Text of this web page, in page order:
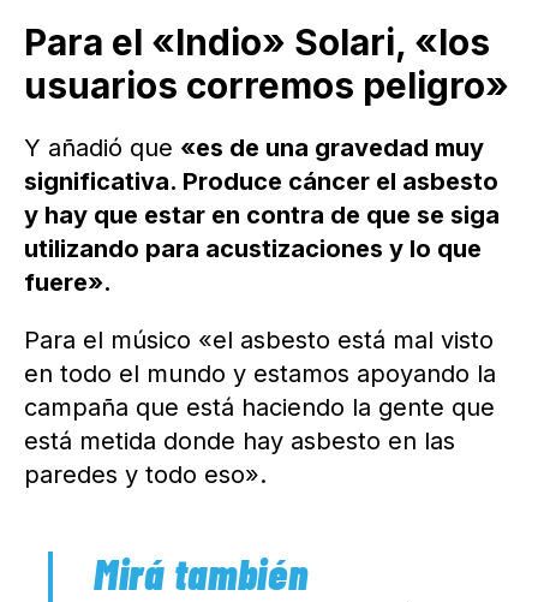
Para el «Indio» Solari, «los
usuarios corremos peligro»
Y añadió que «es de una gravedad muy
significativa. Produce cáncer el asbesto
y hay que estar en contra de que se siga
utilizando para acustizaciones y lo que
fuere».
Para el músico «el asbesto está mal visto
en todo el mundo y estamos apoyando la
campaña que está haciendo la gente que
está metida donde hay asbesto en las
paredes y todo eso».